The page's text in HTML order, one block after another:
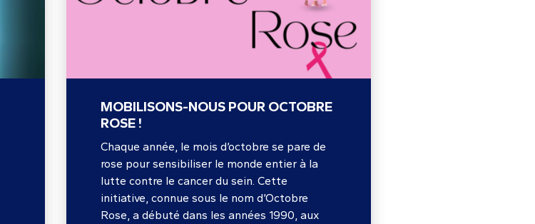
MOBILISONS-NOUS POUR OCTOBRE
ROSE !
Chaque année, le mois d’octobre se pare de
rose pour sensibiliser le monde entier à la
lutte contre le cancer du sein. Cette
initiative, connue sous le nom d’Octobre
Rose, a débuté dans les années 1990, aux